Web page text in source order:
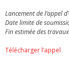
Lancement de l’appel
Date limite de
Fin estimée des
Télécharger l’appel